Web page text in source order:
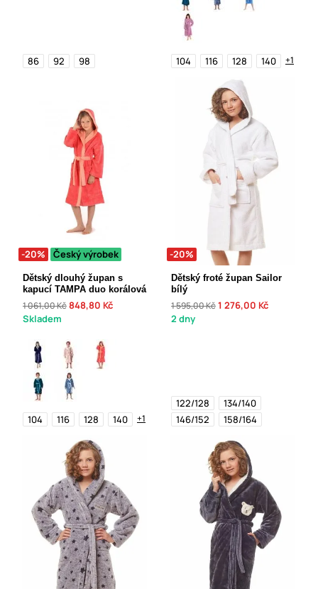
86 92 98 104 116 128 140 +1
-20% Český výrobek
Dětský dlouhý župan s
kapucí TAMPA duo korálová
1 061,00 Kč848,80 Kč
Skladem
104 116 128 140 +1
-20%
Dětský froté župan Sailor
bílý
1 595,00 Kč1 276,00 Kč
2 dny
122/128
134/140
146/152
158/164